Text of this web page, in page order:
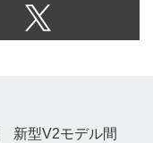
新型V2モデル間